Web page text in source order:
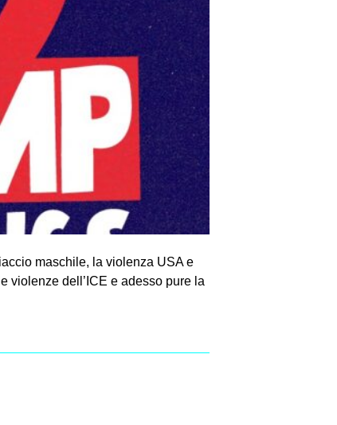
maschile, la violenza USA e
violenze dell’ICE e adesso pure la